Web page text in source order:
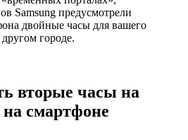
Samsung предусмотрели
двойные часы для вашего
городе.
вторые часы на
смартфоне